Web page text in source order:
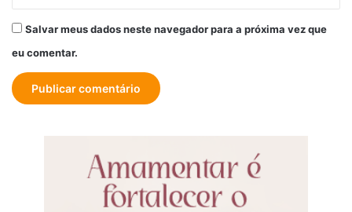
Salvar meus dados neste navegador para a próxima vez que
eu comentar.